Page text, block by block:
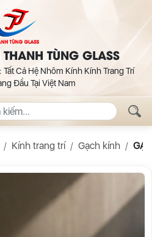
TÙNG GLASS
Cả Hệ Nhôm Kính Kính Trang Trí
Đầu Tại Việt Nam
Kính trang trí Gạch kính